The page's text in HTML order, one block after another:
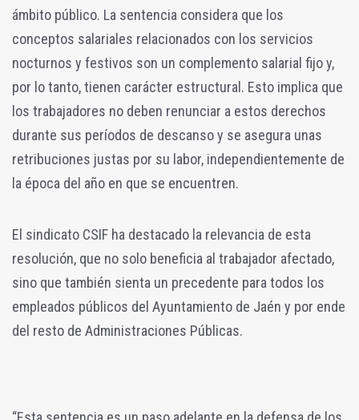
ámbito público. La sentencia considera que los
conceptos salariales relacionados con los servicios
nocturnos y festivos son un complemento salarial fijo y,
por lo tanto, tienen carácter estructural. Esto implica que
los trabajadores no deben renunciar a estos derechos
durante sus períodos de descanso y se asegura unas
retribuciones justas por su labor, independientemente de
la época del año en que se encuentren.
El sindicato CSIF ha destacado la relevancia de esta
resolución, que no solo beneficia al trabajador afectado,
sino que también sienta un precedente para todos los
empleados públicos del Ayuntamiento de Jaén y por ende
del resto de Administraciones Públicas.